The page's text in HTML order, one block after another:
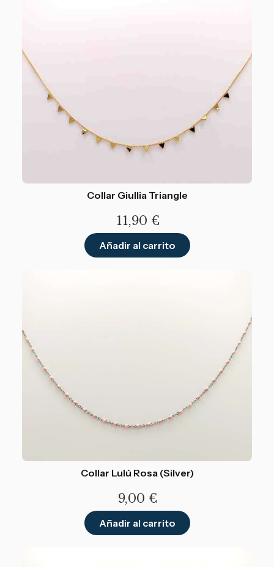
Collar Giullia Triangle
11,90 €
Añadir al carrito
Collar Lulú Rosa (Silver)
9,00 €
Añadir al carrito